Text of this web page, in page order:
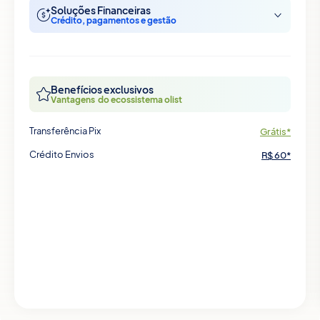
Soluções Financeiras
Crédito, pagamentos e gestão
Benefícios exclusivos
Vantagens do ecossistema olist
Transferência Pix
Grátis*
Crédito Envios
R$ 60*